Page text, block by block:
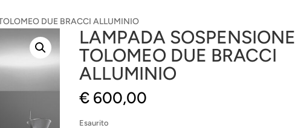
DUE BRACCI ALLUMINIO
LAMPADA SOSPENSIONE
TOLOMEO DUE BRACCI
ALLUMINIO
€ 600,00
Esaurito